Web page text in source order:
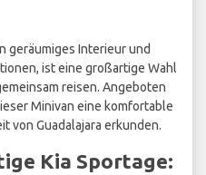
geräumiges Interieur und
ist eine großartige Wahl
reisen. Angeboten
Minivan eine komfortable
von Guadalajara erkunden.
Kia Sportage: